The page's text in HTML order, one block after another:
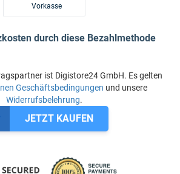
Vorkasse
durch diese Bezahlmethode
ist Digistore24 GmbH. Es gelten
Geschäftsbedingungen und unsere
Widerrufsbelehrung.
JETZT KAUFEN